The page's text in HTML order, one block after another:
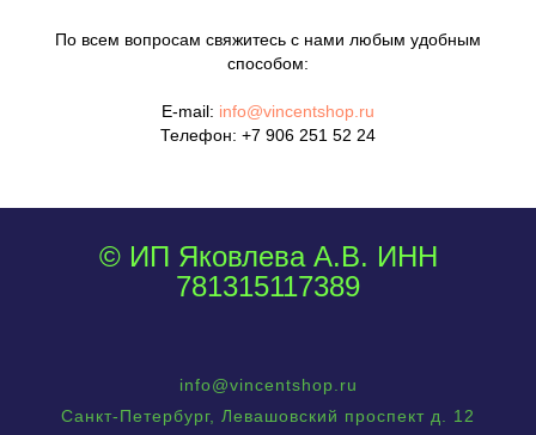
По всем вопросам свяжитесь с нами любым удобным
способом:
E-mail: info@vincentshop.ru
Телефон: +7 906 251 52 24
© ИП Яковлева А.В. ИНН
781315117389
info@vincentshop.ru
Санкт-Петербург, Левашовский проспект д. 12